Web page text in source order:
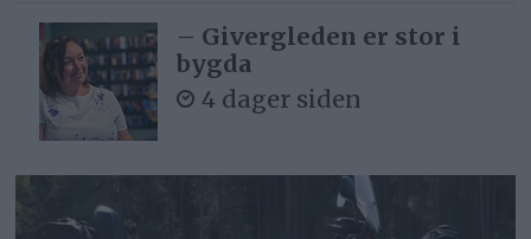
– Givergleden er stor i
bygda
4 dager siden